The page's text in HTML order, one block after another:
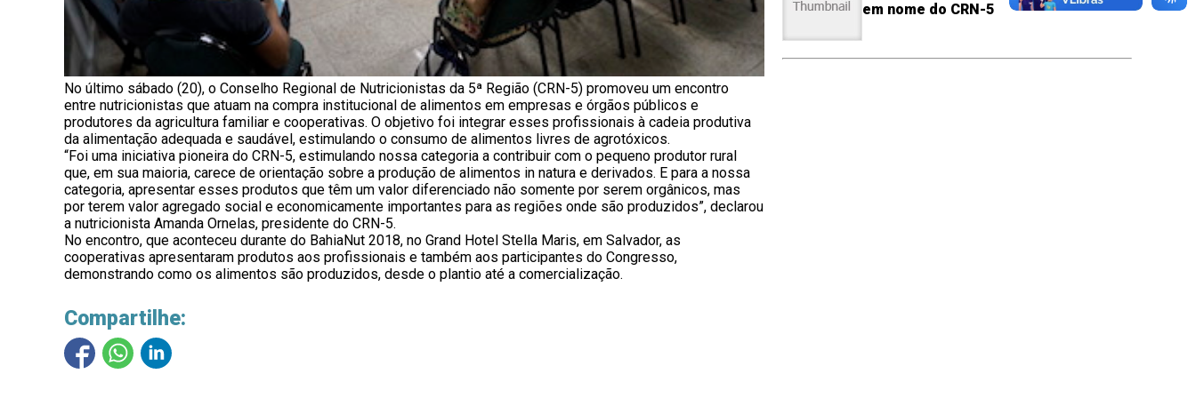
No último sábado (20), o Conselho Regional de Nutricionistas da 5ª Região (CRN-5) promoveu um encontro
entre nutricionistas que atuam na compra institucional de alimentos em empresas e órgãos públicos e
produtores da agricultura familiar e cooperativas. O objetivo foi integrar esses profissionais à cadeia produtiva
da alimentação adequada e saudável, estimulando o consumo de alimentos livres de agrotóxicos.
“Foi uma iniciativa pioneira do CRN-5, estimulando nossa categoria a contribuir com o pequeno produtor rural
que, em sua maioria, carece de orientação sobre a produção de alimentos in natura e derivados. E para a nossa
categoria, apresentar esses produtos que têm um valor diferenciado não somente por serem orgânicos, mas
por terem valor agregado social e economicamente importantes para as regiões onde são produzidos”, declarou
a nutricionista Amanda Ornelas, presidente do CRN-5.
No encontro, que aconteceu durante do BahiaNut 2018, no Grand Hotel Stella Maris, em Salvador, as
cooperativas apresentaram produtos aos profissionais e também aos participantes do Congresso,
demonstrando como os alimentos são produzidos, desde o plantio até a comercialização.
Compartilhe:
em nome do CRN-5